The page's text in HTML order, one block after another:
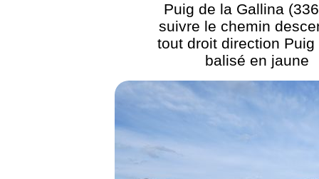
Puig de la Gallina
suivre le chemin
tout droit direction Puig
balisé en jaune